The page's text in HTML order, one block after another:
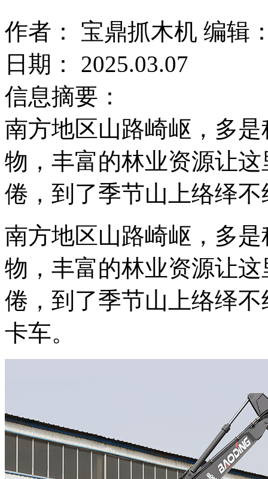
作者： 宝鼎抓木机 编辑
日期： 2025.03.07
信息摘要：
南方地区山路崎岖，多
物，丰富的林业资源让
倦，到了季节山上络绎
南方地区山路崎岖，多
物，丰富的林业资源让
倦，到了季节山上络绎
卡车。